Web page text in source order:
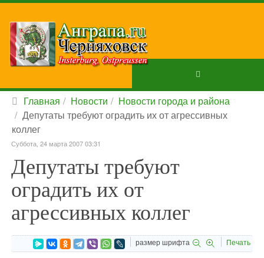
Главная Новости
Новости города и района
Депутаты требуют оградить их от агрессивных
коллег
Суббота, 24 марта 2007 03:31
Депутаты требуют
оградить их от
агрессивных коллег
размер шрифта Печать